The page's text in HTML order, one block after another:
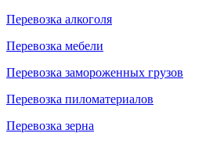
Перевозка алкоголя
Перевозка мебели
Перевозка замороженных грузов
Перевозка пиломатериалов
Перевозка зерна